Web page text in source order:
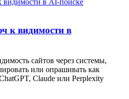
к видимости в
сайтов через системы,
или опрашивать как
Claude или Perplexity